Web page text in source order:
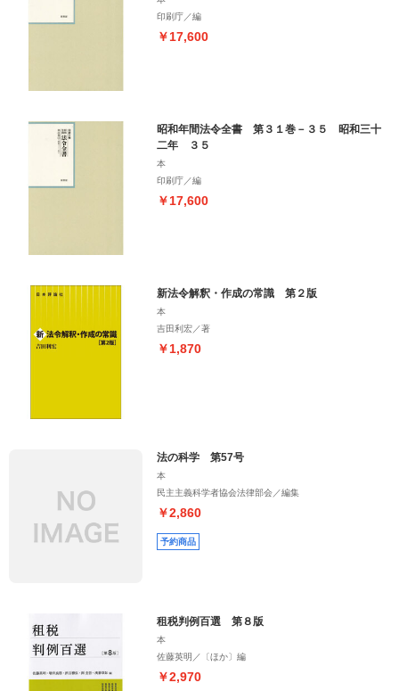
印刷庁／編
￥17,600
昭和年間法令全書 第３１巻－３５ 昭和三十
二年 ３５
本
印刷庁／編
￥17,600
新法令解釈・作成の常識 第２版
本
吉田利宏／著
￥1,870
法の科学 第57号
本
民主主義科学者協会法律部会／編集
￥2,860
予約商品
租税判例百選 第８版
本
佐藤英明／〔ほか〕編
￥2,970